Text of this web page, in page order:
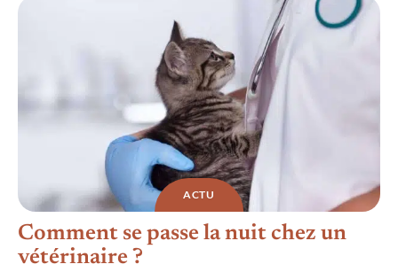
ACTU
Comment se passe la nuit chez un
vétérinaire ?